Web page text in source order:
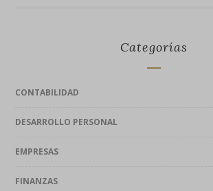
Categorías
CONTABILIDAD
DESARROLLO PERSONAL
EMPRESAS
FINANZAS